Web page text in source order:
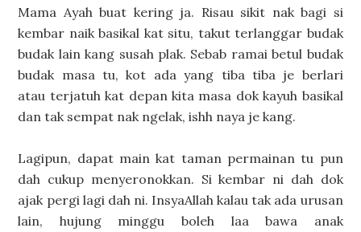
Mama Ayah buat kering ja. Risau sikit nak bagi si
kembar naik basikal kat situ, takut terlanggar budak
budak lain kang susah plak. Sebab ramai betul budak
budak masa tu, kot ada yang tiba tiba je berlari
atau terjatuh kat depan kita masa dok kayuh basikal
dan tak sempat nak ngelak, ishh naya je kang.
Lagipun, dapat main kat taman permainan tu pun
dah cukup menyeronokkan. Si kembar ni dah dok
ajak pergi lagi dah ni. InsyaAllah kalau tak ada urusan
lain, hujung minggu boleh laa bawa anak